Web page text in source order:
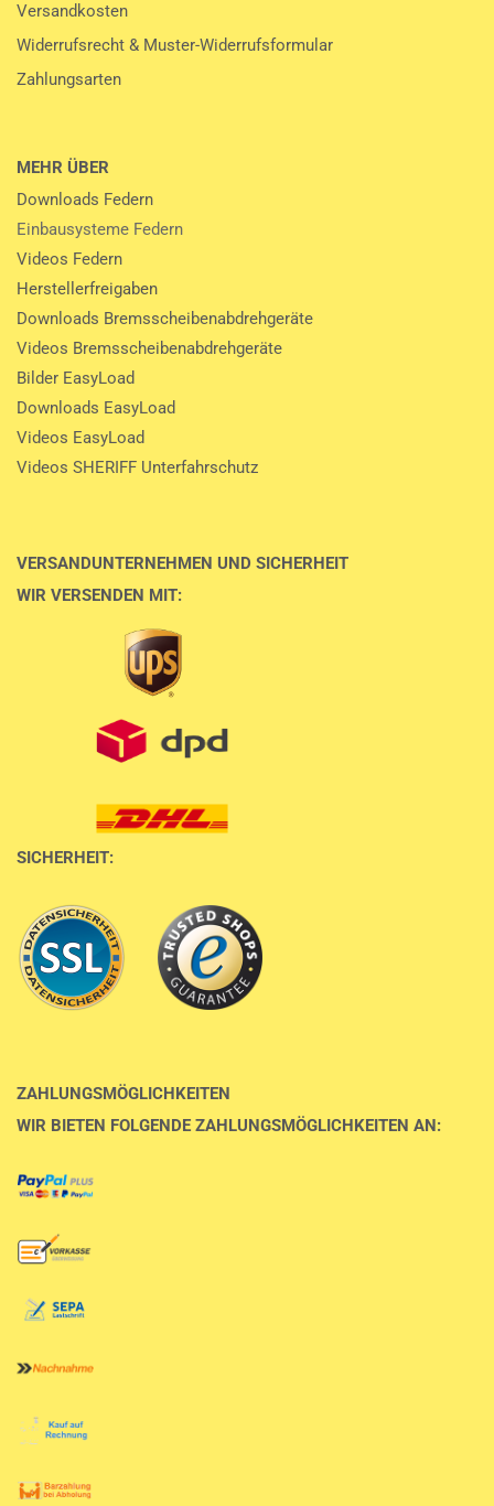
Versandkosten
Widerrufsrecht & Muster-Widerrufsformular
Zahlungsarten
MEHR ÜBER
Downloads Federn
Einbausysteme Federn
Videos Federn
Herstellerfreigaben
Downloads Bremsscheibenabdrehgeräte
Videos Bremsscheibenabdrehgeräte
Bilder EasyLoad
Downloads EasyLoad
Videos EasyLoad
Videos SHERIFF Unterfahrschutz
VERSANDUNTERNEHMEN UND SICHERHEIT
WIR VERSENDEN MIT:
SICHERHEIT:
ZAHLUNGSMÖGLICHKEITEN
WIR BIETEN FOLGENDE ZAHLUNGSMÖGLICHKEITEN AN: